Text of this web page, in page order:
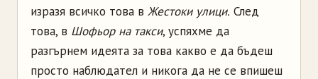
изразя всичко това в Жестоки улици. След
това, в Шофьор на такси, успяхме да
разгърнем идеята за това какво е да бъдеш
просто наблюдател и никога да не се впишеш